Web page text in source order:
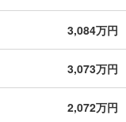
3,084万円
3,073万円
2,072万円